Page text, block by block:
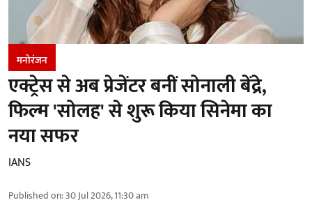
मनोरंजन
एक्ट्रेस से अब प्रेजेंटर बनीं सोनाली बेंद्रे,
फिल्म 'सोलह' से शुरू किया सिनेमा का
नया सफर
IANS
Published on:30 Jul 2026, 11:30 am